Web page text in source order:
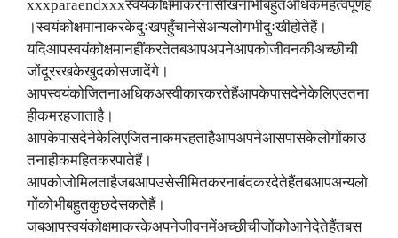
xxxparaendxxxस्वयंकोक्षमाकरनासीखनाभीबहुतअधिकमहत्वपूर्णहै
।स्वयंकोक्षमानाकरकेदुःखपहुँचानेसेअन्यलोगभीदुःखीहोतेहैं।
यदिआपस्वयंकोक्षमानहींकरतेतबआपअपनेआपकोजीवनकीअच्छीची
जोंदूररखकेखुदकोसजादेंगे।
आपस्वयंकोजितनाअधिकअस्वीकारकरतेहैंआपकेपासदेनेकेलिएउतना
हीकमरहजाताहै।
आपकेपासदेनेकेलिएजितनाकमरहताहैआपअपनेआसपासकेलोगोंकाउ
तनाहीकमहितकरपातेहैं।
आपकोजोमिलताहैजबआपउसेसीमितकरनाबंदकरदेतेहैंतबआपअन्यलो
गोंकोभीबहुतकुछदेसकतेहैं।
जबआपस्वयंकोक्षमाकरकेअपनेजीवनमेंअच्छीचीजोंकोआनेदेतेहैंतबस